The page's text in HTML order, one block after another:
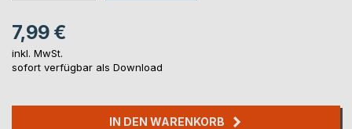
7,99 €
inkl. MwSt.
sofort verfügbar als Download
IN DEN WARENKORB